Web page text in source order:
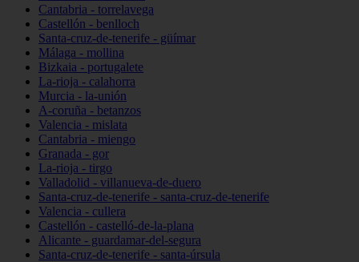
Cantabria - torrelavega
Castellón - benlloch
Santa-cruz-de-tenerife - güímar
Málaga - mollina
Bizkaia - portugalete
La-rioja - calahorra
Murcia - la-unión
A-coruña - betanzos
Valencia - mislata
Cantabria - miengo
Granada - gor
La-rioja - tirgo
Valladolid - villanueva-de-duero
Santa-cruz-de-tenerife - santa-cruz-de-tenerife
Valencia - cullera
Castellón - castelló-de-la-plana
Alicante - guardamar-del-segura
Santa-cruz-de-tenerife - santa-úrsula